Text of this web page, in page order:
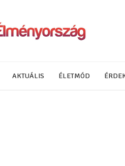
AKTUÁLIS ÉLETMÓD